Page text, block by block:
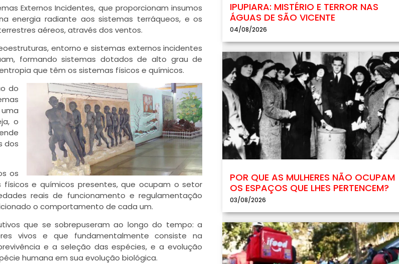
Externos Incidentes, que proporcionam insumos
energia radiante aos sistemas terráqueos, e os
aéreos, através dos ventos.
entorno e sistemas externos incidentes
formando sistemas dotados de alto grau de
que têm os sistemas físicos e químicos.
do
o
dos
os
físicos e químicos presentes, que ocupam o setor
reais de funcionamento e regulamentação
o comportamento de cada um.
que se sobrepuseram ao longo do tempo: a
vivos e que fundamentalmente consiste na
e a seleção das espécies, e a evolução
humana em sua evolução biológica.
IPUPIARA: MISTÉRIO E TERROR NAS
ÁGUAS DE SÃO VICENTE
04/08/2026
POR QUE AS MULHERES NÃO OCUPAM
OS ESPAÇOS QUE LHES PERTENCEM?
03/08/2026